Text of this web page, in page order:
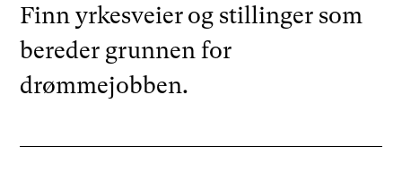
Finn yrkesveier og stillinger som
bereder grunnen for
drømmejobben.